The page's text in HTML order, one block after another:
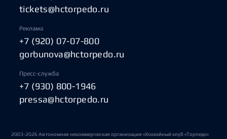
tickets@hctorpedo.ru
Реклама
+7 (920) 07-07-800
gorbunova@hctorpedo.ru
Пресс-служба
+7 (930) 800-1946
pressa@hctorpedo.ru
2003-2026 Автономная некоммерческая организация «Хоккейный клуб «Торпедо»